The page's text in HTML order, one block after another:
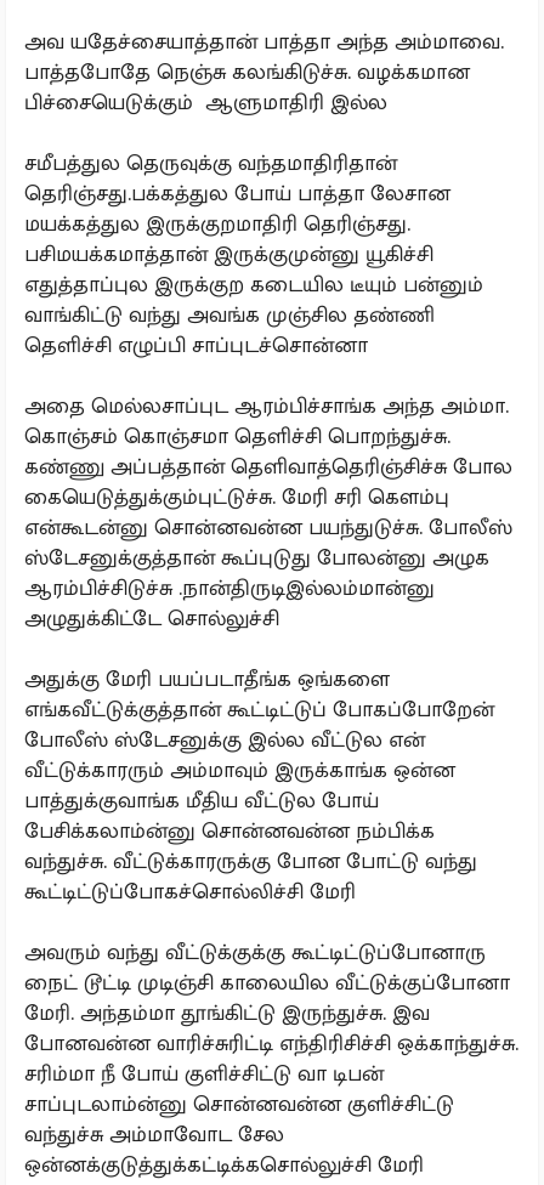
அவ யதேச்சையாத்தான் பாத்தா அந்த அம்மாவை.
பாத்தபோதே நெஞ்சு கலங்கிடுச்சு. வழக்கமான
பிச்சையெடுக்கும் ஆளுமாதிரி இல்ல
சமீபத்துல தெருவுக்கு வந்தமாதிரிதான்
தெரிஞ்சது.பக்கத்துல போய் பாத்தா லேசான
மயக்கத்துல இருக்குறமாதிரி தெரிஞ்சது.
பசிமயக்கமாத்தான் இருக்குமுன்னு யூகிச்சி
எதுத்தாப்புல இருக்குற கடையில டீயும் பன்னும்
வாங்கிட்டு வந்து அவங்க முஞ்சில தண்ணி
தெளிச்சி எழுப்பி சாப்புடச்சொன்னா
அதை மெல்லசாப்புட ஆரம்பிச்சாங்க அந்த அம்மா.
கொஞ்சம் கொஞ்சமா தெளிச்சி பொறந்துச்சு.
கண்ணு அப்பத்தான் தெளிவாத்தெரிஞ்சிச்சு போல
கையெடுத்துக்கும்புட்டுச்சு. மேரி சரி கெளம்பு
என்கூடன்னு சொன்னவன்ன பயந்துடுச்சு. போலீஸ்
ஸ்டேசனுக்குத்தான் கூப்புடுது போலன்னு அழுக
ஆரம்பிச்சிடுச்சு .நான்திருடிஇல்லம்மான்னு
அழுதுக்கிட்டே சொல்லுச்சி
அதுக்கு மேரி பயப்படாதீங்க ஒங்களை
எங்கவீட்டுக்குத்தான் கூட்டிட்டுப் போகப்போறேன்
போலீஸ் ஸ்டேசனுக்கு இல்ல வீட்டுல என்
வீட்டுக்காரரும் அம்மாவும் இருக்காங்க ஒன்ன
பாத்துக்குவாங்க மீதிய வீட்டுல போய்
பேசிக்கலாம்ன்னு சொன்னவன்ன நம்பிக்க
வந்துச்சு. வீட்டுக்காரருக்கு போன போட்டு வந்து
கூட்டிட்டுப்போகச்சொல்லிச்சி மேரி
அவரும் வந்து வீட்டுக்குக்கு கூட்டிட்டுப்போனாரு
நைட் டூட்டி முடிஞ்சி காலையில வீட்டுக்குப்போனா
மேரி. அந்தம்மா தூங்கிட்டு இருந்துச்சு. இவ
போனவன்ன வாரிச்சுரிட்டி எந்திரிசிச்சி ஒக்காந்துச்சு.
சரிம்மா நீ போய் குளிச்சிட்டு வா டிபன்
சாப்புடலாம்ன்னு சொன்னவன்ன குளிச்சிட்டு
வந்துச்சு அம்மாவோட சேல
ஒன்னக்குடுத்துக்கட்டிக்கசொல்லுச்சி மேரி